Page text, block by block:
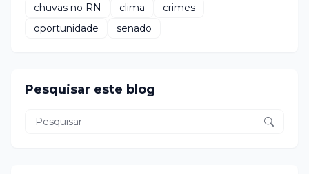
chuvas no RN
clima
crimes
oportunidade
senado
Pesquisar este blog